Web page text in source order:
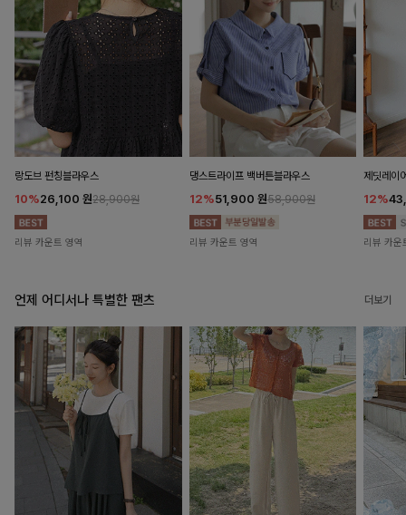
랑도브 펀칭블라우스
10%26,100 원28,900원
리뷰 카운트 영역
댕스트라이프 백버튼블라우스
12%51,900 원58,900원
리뷰 카운트 영역
제딧레이
12%
리뷰 카운
언제 어디서나 특별한 팬츠 더보기